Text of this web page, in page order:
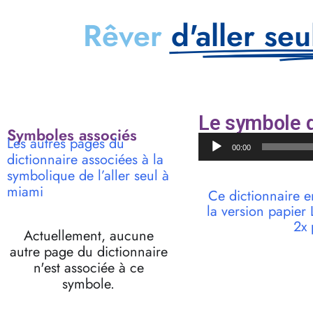
Rêver d'aller
Symboles associés
Les autres pages du
dictionnaire associées à la
symbolique de l’aller seul à
miami
Actuellement, aucune
autre page du dictionnaire
n'est associée à ce
symbole.
Le symbole
Lecteur
audio00:00
Ce dictionnaire
la version papier
2x